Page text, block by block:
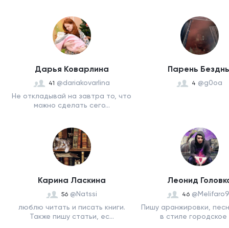
Дарья Коварлина
41 @dariakovarlina
Не откладывай на завтра то, что
можно сделать сего...
Парень
4 @g0oa
Карина Ласкина
56 @Natssi
люблю читать и писать книги.
Также пишу статьи, ес...
Леонид
46
Пишу аранжировки,
в стиле городское